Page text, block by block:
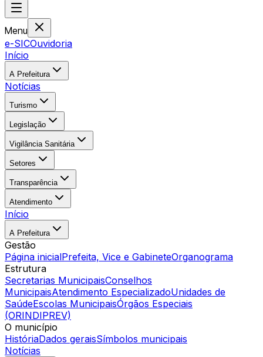
Menu
e-SICOuvidoria
Início
A Prefeitura
Notícias
Turismo
Legislação
Vigilância Sanitária
Setores
Transparência
Atendimento
Início
A Prefeitura
Gestão
Página inicialPrefeita, Vice e GabineteOrganograma
Estrutura
Secretarias MunicipaisConselhos
MunicipaisAtendimento EspecializadoUnidades de
SaúdeEscolas MunicipaisÓrgãos Especiais
(ORINDIPREV)
O município
HistóriaDados geraisSímbolos municipais
Notícias